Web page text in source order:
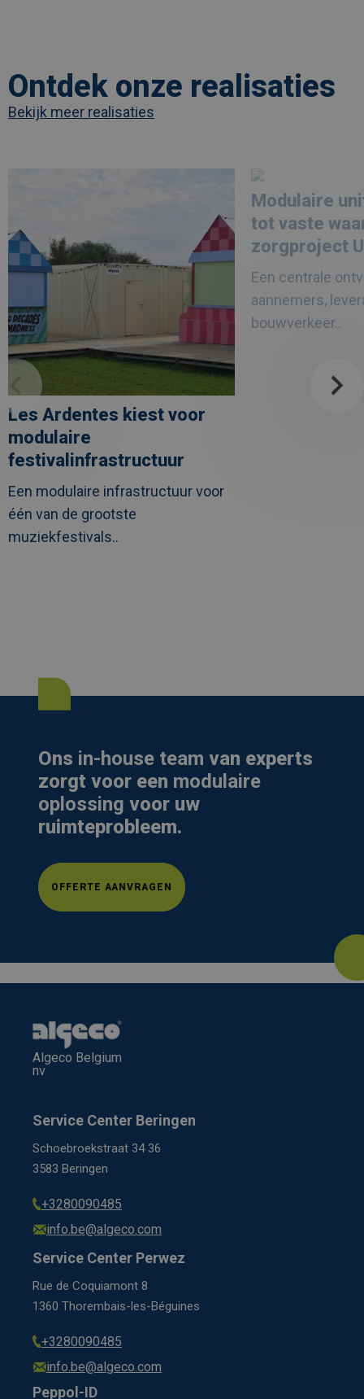
Ontdek onze realisaties
Bekijk meer realisaties
Les Ardentes kiest voor
modulaire
festivalinfrastructuur
Een modulaire infrastructuur voor
één van de grootste
muziekfestivals..
voor
modulaire
festivalinfrastructuur
Afbeelding
Modulaire
tot vaste
zorgproject
Een centrale
aannemers,
bouwverkeer..
link
units
groeien
uit
tot
vaste
in
UZ
Leuven
Ons in-house team van experts
zorgt voor een modulaire
oplossing voor uw
ruimteprobleem.
OFFERTE AANVRAGEN
Algeco Belgium
nv
Service Center Beringen
Schoebroekstraat 34 36
3583 Beringen
+3280090485
info.be@algeco.com
Service Center Perwez
Rue de Coquiamont 8
1360 Thorembais-les-Béguines
+3280090485
info.be@algeco.com
Peppol-ID